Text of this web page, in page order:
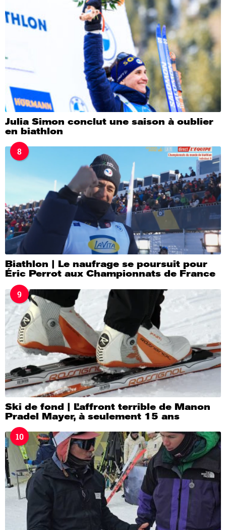
Julia Simon conclut une saison à oublier
en biathlon
8
Biathlon | Le naufrage se poursuit pour
Éric Perrot aux Championnats de France
9
Ski de fond | L’affront terrible de Manon
Pradel Mayer, à seulement 15 ans
10